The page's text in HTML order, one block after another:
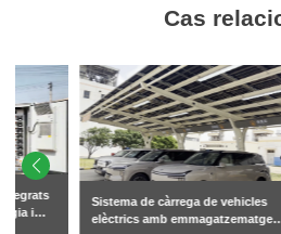
Cas
Sistema de càrrega de vehicles
elèctrics amb emmagatzematge